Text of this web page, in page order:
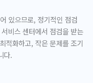
있으므로, 정기적인 점검
비스 센터에서 점검을 받는
적화하고, 작은 문제를 조기
다.